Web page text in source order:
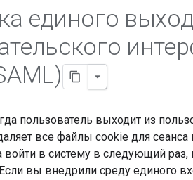
единого
пользователь выходит из
все файлы cookie для
в систему в следующий раз,
вы внедрили среду единого